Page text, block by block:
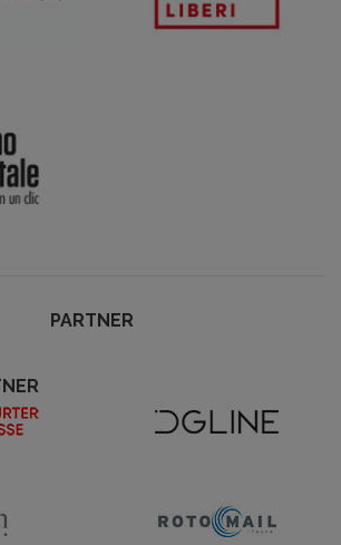
PARTNER